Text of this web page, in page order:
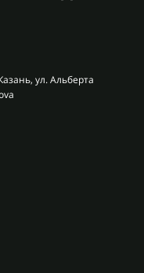
ул. Альберта